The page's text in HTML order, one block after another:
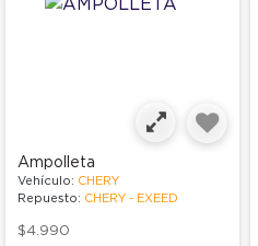
Ampolleta
Vehículo: CHERY
Repuesto: CHERY - EXEED
$4.990